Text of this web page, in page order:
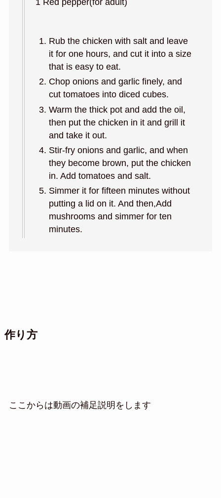
Rub the chicken with salt and leave
it for one hours, and cut it into a size
that is easy to eat.
Chop onions and garlic finely, and
cut tomatoes into diced cubes.
Warm the thick pot and add the oil,
then put the chicken in it and grill it
and take it out.
Stir-fry onions and garlic, and when
they become brown, put the chicken
in. Add tomatoes and salt.
Simmer it for fifteen minutes without
putting a lid on it. And then,Add
mushrooms and simmer for ten
minutes.
作り方
ここからは動画の補足説明をします